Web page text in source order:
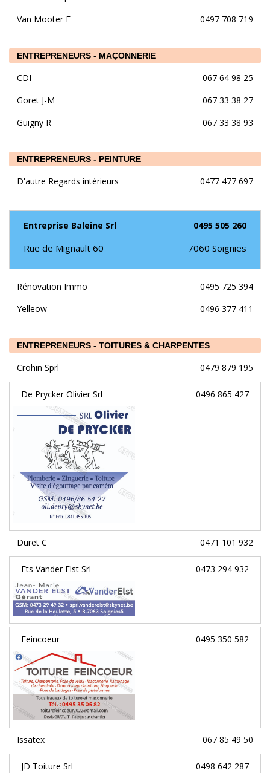
Van Mooter F
0497 708 719
ENTREPRENEURS - MAÇONNERIE
CDI
067 64 98 25
Goret J-M
067 33 38 27
Guigny R
067 33 38 93
ENTREPRENEURS - PEINTURE
D'autre Regards intérieurs 0477 477 697
Entreprise Baleine Srl 0495 505 260
Rue de Mignault 60 7060 Soignies
Rénovation Immo
0495 725 394
Yelleow
0496 377 411
ENTREPRENEURS - TOITURES & CHARPENTES
Crohin Sprl 0479 879 195
De Prycker Olivier Srl 0496 865 427
Duret C 0471 101 932
Ets Vander Elst Srl 0473 294 932
Feincoeur 0495 350 582
Issatex 067 85 49 50
JD Toiture Srl 0498 642 287